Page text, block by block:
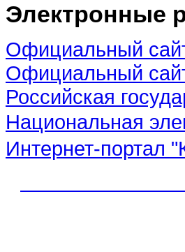
Электронные
Официальный
Официальный
Российская
Национальная
Интернет-портал